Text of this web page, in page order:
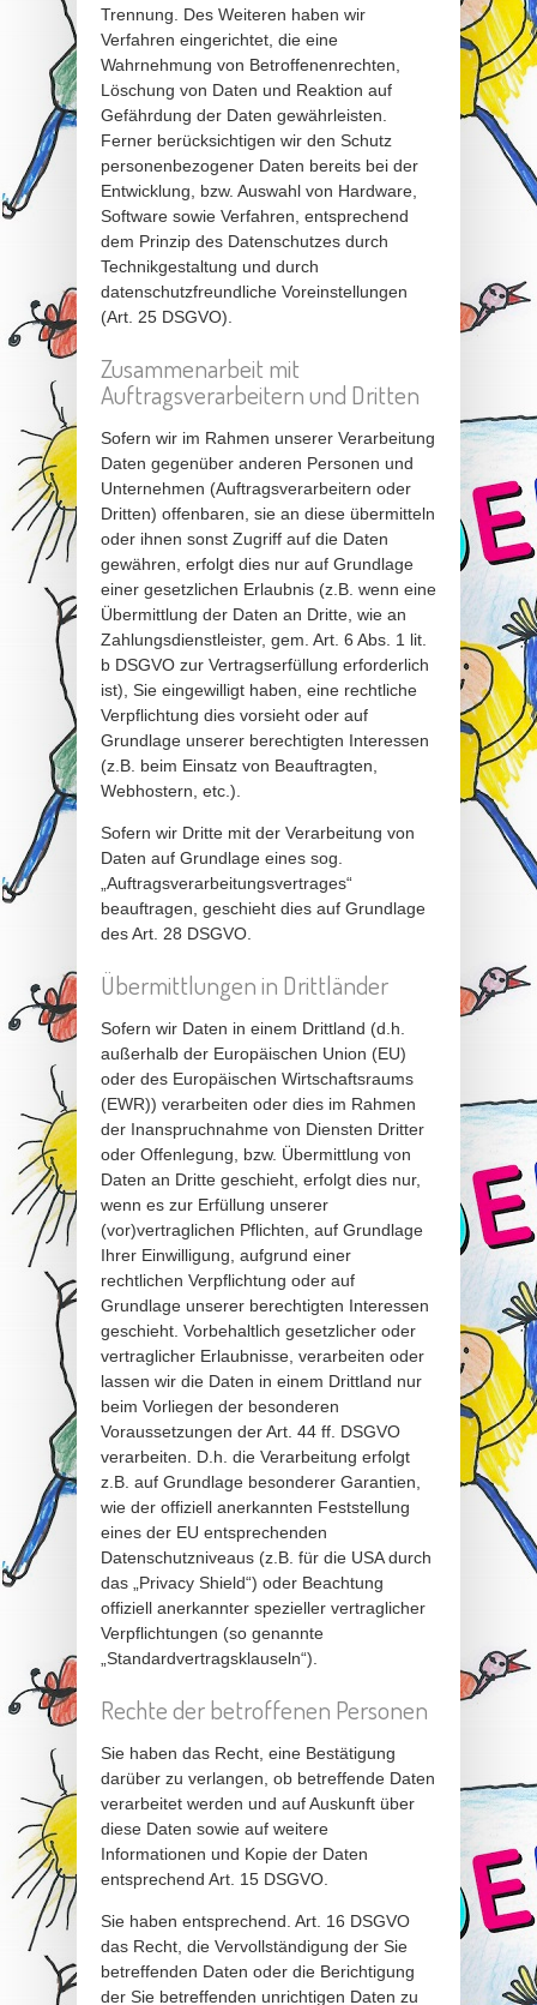
Trennung. Des Weiteren haben wir
Verfahren eingerichtet, die eine
Wahrnehmung von Betroffenenrechten,
Löschung von Daten und Reaktion auf
Gefährdung der Daten gewährleisten.
Ferner berücksichtigen wir den Schutz
personenbezogener Daten bereits bei der
Entwicklung, bzw. Auswahl von Hardware,
Software sowie Verfahren, entsprechend
dem Prinzip des Datenschutzes durch
Technikgestaltung und durch
datenschutzfreundliche Voreinstellungen
(Art. 25 DSGVO).
Zusammenarbeit mit
Auftragsverarbeitern und Dritten
Sofern wir im Rahmen unserer Verarbeitung
Daten gegenüber anderen Personen und
Unternehmen (Auftragsverarbeitern oder
Dritten) offenbaren, sie an diese übermitteln
oder ihnen sonst Zugriff auf die Daten
gewähren, erfolgt dies nur auf Grundlage
einer gesetzlichen Erlaubnis (z.B. wenn eine
Übermittlung der Daten an Dritte, wie an
Zahlungsdienstleister, gem. Art. 6 Abs. 1 lit.
b DSGVO zur Vertragserfüllung erforderlich
ist), Sie eingewilligt haben, eine rechtliche
Verpflichtung dies vorsieht oder auf
Grundlage unserer berechtigten Interessen
(z.B. beim Einsatz von Beauftragten,
Webhostern, etc.).
Sofern wir Dritte mit der Verarbeitung von
Daten auf Grundlage eines sog.
„Auftragsverarbeitungsvertrages“
beauftragen, geschieht dies auf Grundlage
des Art. 28 DSGVO.
Übermittlungen in Drittländer
Sofern wir Daten in einem Drittland (d.h.
außerhalb der Europäischen Union (EU)
oder des Europäischen Wirtschaftsraums
(EWR)) verarbeiten oder dies im Rahmen
der Inanspruchnahme von Diensten Dritter
oder Offenlegung, bzw. Übermittlung von
Daten an Dritte geschieht, erfolgt dies nur,
wenn es zur Erfüllung unserer
(vor)vertraglichen Pflichten, auf Grundlage
Ihrer Einwilligung, aufgrund einer
rechtlichen Verpflichtung oder auf
Grundlage unserer berechtigten Interessen
geschieht. Vorbehaltlich gesetzlicher oder
vertraglicher Erlaubnisse, verarbeiten oder
lassen wir die Daten in einem Drittland nur
beim Vorliegen der besonderen
Voraussetzungen der Art. 44 ff. DSGVO
verarbeiten. D.h. die Verarbeitung erfolgt
z.B. auf Grundlage besonderer Garantien,
wie der offiziell anerkannten Feststellung
eines der EU entsprechenden
Datenschutzniveaus (z.B. für die USA durch
das „Privacy Shield“) oder Beachtung
offiziell anerkannter spezieller vertraglicher
Verpflichtungen (so genannte
„Standardvertragsklauseln“).
Rechte der betroffenen Personen
Sie haben das Recht, eine Bestätigung
darüber zu verlangen, ob betreffende Daten
verarbeitet werden und auf Auskunft über
diese Daten sowie auf weitere
Informationen und Kopie der Daten
entsprechend Art. 15 DSGVO.
Sie haben entsprechend. Art. 16 DSGVO
das Recht, die Vervollständigung der Sie
betreffenden Daten oder die Berichtigung
der Sie betreffenden unrichtigen Daten zu